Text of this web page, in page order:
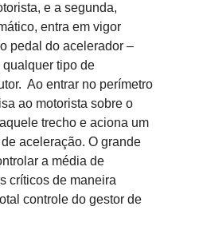
e a segunda,
entra em vigor
pedal do acelerador –
tipo de
Ao entrar no perímetro
ao motorista sobre o
trecho e aciona um
de aceleração. O grande
a média de
críticos de maneira
controle do gestor de